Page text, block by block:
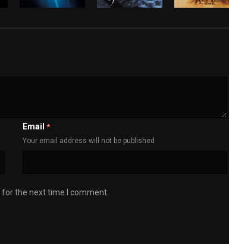
Email *
Your email address will not be published
the next time I comment.